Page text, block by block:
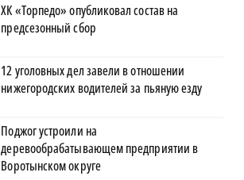
ХК «Торпедо» опубликовал состав на
предсезонный сбор
12 уголовных дел завели в отношении
нижегородских водителей за пьяную езду
Поджог устроили на
деревообрабатывающем предприятии в
Воротынском округе